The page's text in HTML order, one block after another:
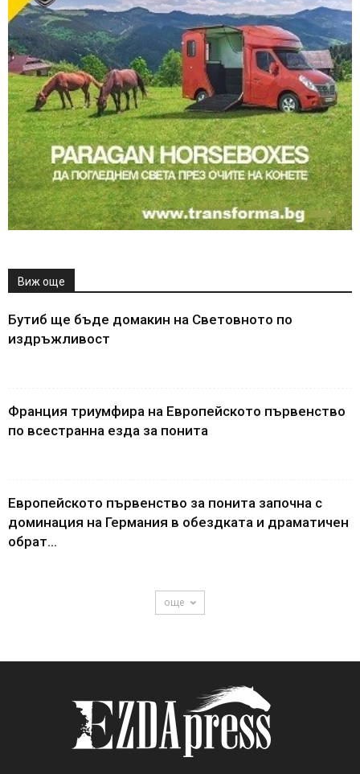
Виж още
Бутиб ще бъде домакин на Световното по
издръжливост
Франция триумфира на Европейското първенство
по всестранна езда за понита
Европейското първенство за понита започна с
доминация на Германия в обездката и драматичен
обрат...
още